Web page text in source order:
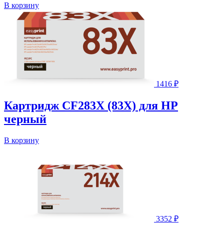
В корзину
1416 ₽
Картридж CF283X (83X) для HP
черный
В корзину
3352 ₽